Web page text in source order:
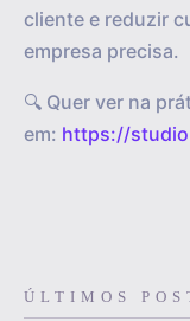
cliente e reduzir
empresa precisa.
🔍 Quer ver na
em: https://
ÚLTIMOS